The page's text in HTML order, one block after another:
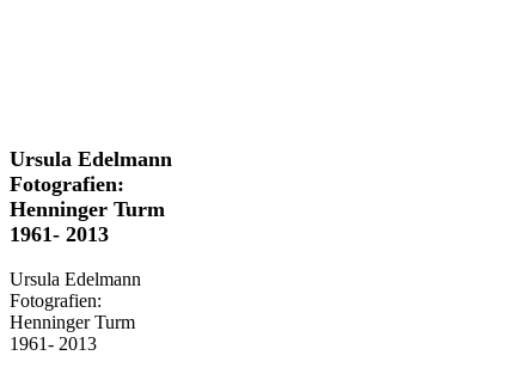
Ursula
Edelmann
Fotografien:
Henninger
Turm
2013
Ursula Edelmann
Fotografien:
Henninger Turm
1961- 2013
Ursula Edelmann
Fotografien:
Henninger Turm
1961- 2013